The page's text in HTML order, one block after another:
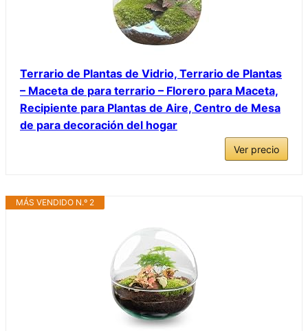
Terrario de Plantas de Vidrio, Terrario de Plantas
– Maceta de para terrario – Florero para Maceta,
Recipiente para Plantas de Aire, Centro de Mesa
de para decoración del hogar
Ver precio
MÁS VENDIDO N.º 2